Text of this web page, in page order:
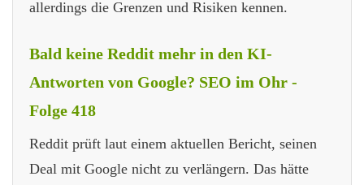
allerdings die Grenzen und Risiken kennen.
Bald keine Reddit mehr in den KI-
Antworten von Google? SEO im Ohr -
Folge 418
Reddit prüft laut einem aktuellen Bericht, seinen
Deal mit Google nicht zu verlängern. Das hätte